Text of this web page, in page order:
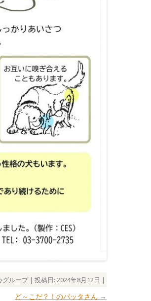
グループ| 投稿日: 2024年8月12日 |
ど～こだ？！のバッタさん →